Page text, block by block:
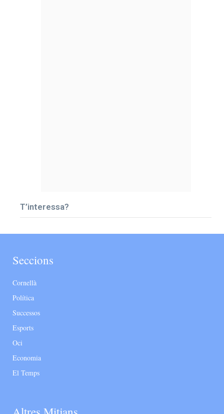
T’interessa?
Seccions
Cornellà
Política
Successos
Esports
Oci
Economia
El Temps